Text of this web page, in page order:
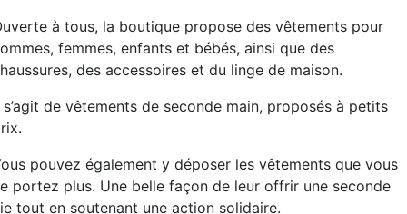
à tous, la boutique propose des vêtements pour
femmes, enfants et bébés, ainsi que des
des accessoires et du linge de maison.
s’agit de vêtements de seconde main, proposés à petits
pouvez également y déposer les vêtements que vous
portez plus. Une belle façon de leur offrir une seconde
tout en soutenant une action solidaire.